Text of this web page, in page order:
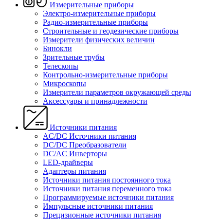
Измерительные приборы
Электро-измерительные приборы
Радио-измерительные приборы
Строительные и геодезические приборы
Измерители физических величин
Бинокли
Зрительные трубы
Телескопы
Контрольно-измерительные приборы
Микроскопы
Измерители параметров окружающей среды
Аксессуары и принадлежности
Источники питания
AC/DC Источники питания
DC/DC Преобразователи
DC/AC Инверторы
LED-драйверы
Адаптеры питания
Источники питания постоянного тока
Источники питания переменного тока
Программируемые источники питания
Импульсные источники питания
Прецизионные источники питания